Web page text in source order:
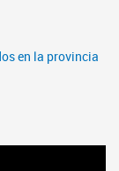
en la provincia